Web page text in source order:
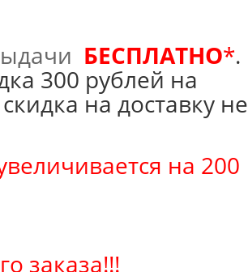
БЕСПЛАТНО*.
300 рублей на
на доставку не
на 200
заказа!!!